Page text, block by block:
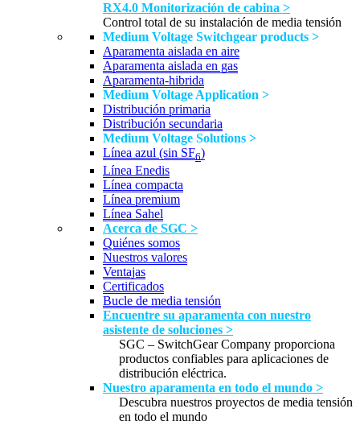
RX4.0 Monitorización de cabina >
Control total de su instalación de media tensión
Medium Voltage Switchgear products >
Aparamenta aislada en aire
Aparamenta aislada en gas
Aparamenta-hibrida
Medium Voltage Application >
Distribución primaria
Distribución secundaria
Medium Voltage Solutions >
Línea azul (sin SF6)
Línea Enedis
Línea compacta
Línea premium
Línea Sahel
Acerca de SGC >
Quiénes somos
Nuestros valores
Ventajas
Certificados
Bucle de media tensión
Encuentre su aparamenta con nuestro
asistente de soluciones >
SGC – SwitchGear Company proporciona
productos confiables para aplicaciones de
distribución eléctrica.
Nuestro aparamenta en todo el mundo >
Descubra nuestros proyectos de media tensión
en todo el mundo